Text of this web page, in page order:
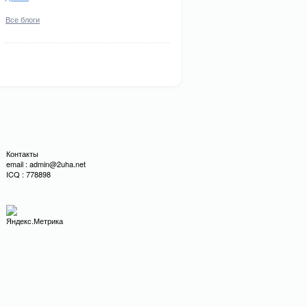
Все блоги
Контакты
email : admin@2uha.net
ICQ : 778898